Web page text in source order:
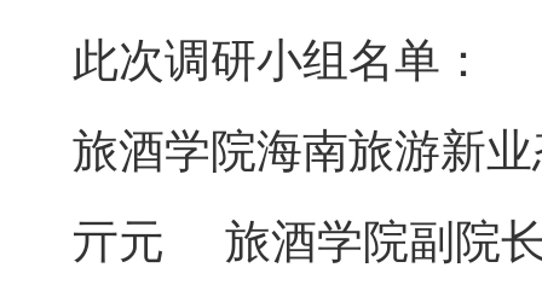
此次调研小组名单：
旅酒学院海南旅游新业
亓元 旅酒学院副院长